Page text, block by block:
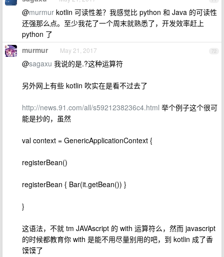
@murmur kotlin 可读性差？我感觉比 python 和 Java 的可读性
还强那么点。至少我花了一个周末就熟悉了，开发效率赶上
python 了
72
murmur May 21, 2017
@sagaxu 我说的是.?这种运算符
另外网上有些 kotlin 吹实在是看不过去了
http://news.91.com/all/s5921238236c4.html 举个例子这个很可
能是抄的，虽然
val context = GenericApplicationContext {
registerBean()
registerBean { Bar(it.getBean()) }
}
这语法，不就 tm JAVAscript 的 with 运算符么，然而 javascript
的时候都教育你 with 是能不用尽量别用的吧，到 kotlin 成了香
馍馍了